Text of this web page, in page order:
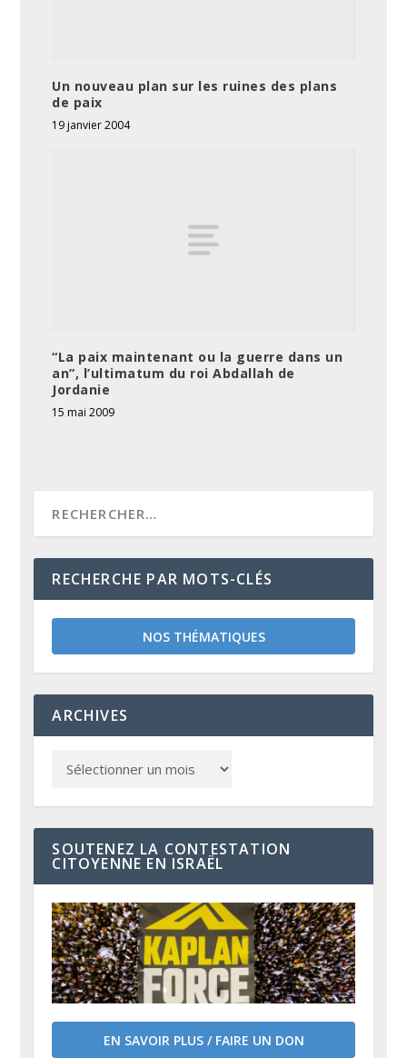
Un nouveau plan sur les ruines des plans
de paix
19 janvier 2004
“La paix maintenant ou la guerre dans un
an”, l’ultimatum du roi Abdallah de
Jordanie
15 mai 2009
RECHERCHE PAR MOTS-CLÉS
NOS THÉMATIQUES
ARCHIVES
SOUTENEZ LA CONTESTATION
CITOYENNE EN ISRAËL
EN SAVOIR PLUS / FAIRE UN DON